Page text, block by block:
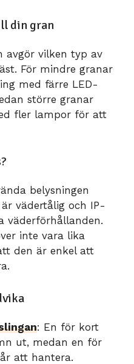
din gran
avgör vilken typ av
För mindre granar
med färre LED-
större granar
fler lampor för att
belysningen
vädertålig och IP-
väderförhållanden.
inte vara lika
den är enkel att
: En för kort
ut, medan en för
att hantera.